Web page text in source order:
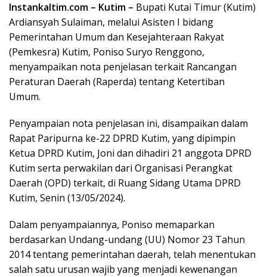
Instankaltim.com – Kutim – Bupati Kutai Timur (Kutim)
Ardiansyah Sulaiman, melalui Asisten I bidang
Pemerintahan Umum dan Kesejahteraan Rakyat
(Pemkesra) Kutim, Poniso Suryo Renggono,
menyampaikan nota penjelasan terkait Rancangan
Peraturan Daerah (Raperda) tentang Ketertiban
Umum.
Penyampaian nota penjelasan ini, disampaikan dalam
Rapat Paripurna ke-22 DPRD Kutim, yang dipimpin
Ketua DPRD Kutim, Joni dan dihadiri 21 anggota DPRD
Kutim serta perwakilan dari Organisasi Perangkat
Daerah (OPD) terkait, di Ruang Sidang Utama DPRD
Kutim, Senin (13/05/2024).
Dalam penyampaiannya, Poniso memaparkan
berdasarkan Undang-undang (UU) Nomor 23 Tahun
2014 tentang pemerintahan daerah, telah menentukan
salah satu urusan wajib yang menjadi kewenangan